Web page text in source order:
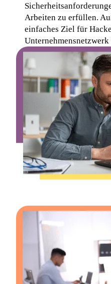
Arbeiten zu erfüllen.
einfaches Ziel für